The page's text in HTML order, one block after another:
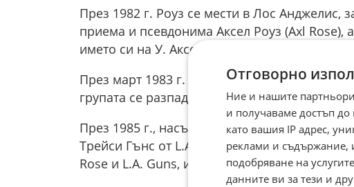
През 1982 г. Роуз се мести в Лос
приема и псевдонима Аксел Роуз (Axl Rose),
името си на У. Аксел Роуз.
През март 1983 г. Роуз сформира Hollywood
групата се разпада.
През 1985 г., насърчаван от мениджъра си,
Трейси Гънс от L.A. Guns. Двамата
Rose и L.A. Guns, и се получава Guns N’
Отговорно
Ние и нашите
и получаваме достъп
като вашия IP адрес,
реклами и съдържание,
подобряване на
данните ви за тези и